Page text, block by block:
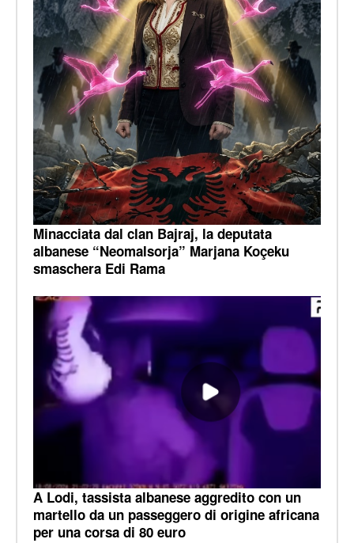
Minacciata dal clan Bajraj, la deputata
albanese “Neomalsorja” Marjana Koçeku
smaschera Edi Rama
A Lodi, tassista albanese aggredito con un
martello da un passeggero di origine africana
per una corsa di 80 euro